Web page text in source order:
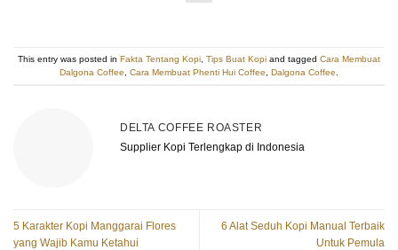
This entry was posted in Fakta Tentang Kopi Tips Buat Kopi and tagged Cara Membuat
Dalgona Coffee
Cara Membuat Phenti Hui Coffee Dalgona Coffee
DELTA COFFEE ROASTER
Supplier Kopi Terlengkap di Indonesia
5 Karakter Kopi Manggarai Flores
yang Wajib Kamu Ketahui
6 Alat Seduh Kopi Manual Terbaik
Untuk Pemula